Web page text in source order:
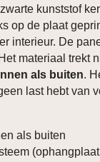
kunststof
op de plaat
interieur. De
materiaal trekt
als buiten.
last hebt van
als buiten